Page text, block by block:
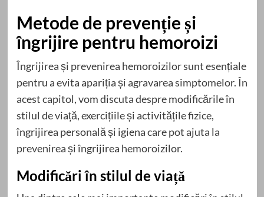
Metode de prevenție și
îngrijire pentru hemoroizi
Îngrijirea și prevenirea hemoroizilor sunt esențiale
pentru a evita apariția și agravarea simptomelor. În
acest capitol, vom discuta despre modificările în
stilul de viață, exercițiile și activitățile fizice,
îngrijirea personală și igiena care pot ajuta la
prevenirea și îngrijirea hemoroizilor.
Modificări în stilul de viață